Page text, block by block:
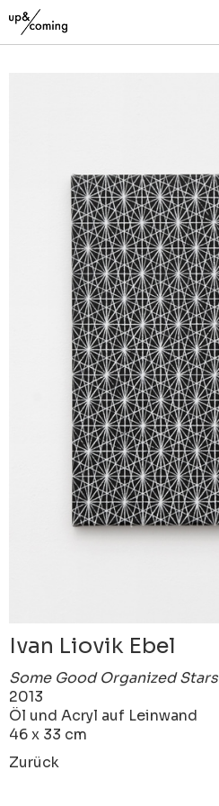
Ivan Liovik Ebel
Some Good Organized Stars
2013
Öl und Acryl auf Leinwand
46 x 33 cm
Zurück